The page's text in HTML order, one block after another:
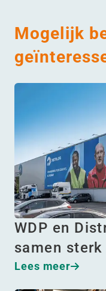
Mogelijk
WDP en
samen sterk
Lees meer